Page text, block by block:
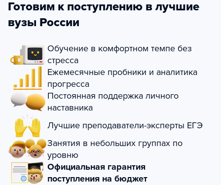
Готовим к поступлению в лучшие
вузы России
Обучение в комфортном темпе без
стресса
Ежемесячные пробники и аналитика
прогресса
Постоянная поддержка личного
наставника
Лучшие преподаватели-эксперты ЕГЭ
Занятия в небольших группах по
уровню
Официальная гарантия
поступления на бюджет